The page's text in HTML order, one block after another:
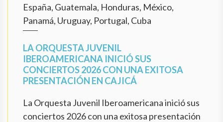
España, Guatemala, Honduras, México,
Panamá, Uruguay, Portugal, Cuba
LA ORQUESTA JUVENIL
IBEROAMERICANA INICIÓ SUS
CONCIERTOS 2026 CON UNA EXITOSA
PRESENTACIÓN EN CAJICÁ
La Orquesta Juvenil Iberoamericana inició sus
conciertos 2026 con una exitosa presentación